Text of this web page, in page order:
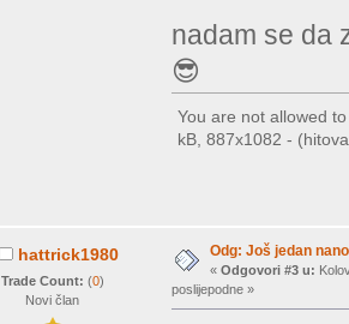
nadam se da
😎
You are not allowed
kB, 887x1082 -
hattrick1980
Trade Count: (0)
Novi član
Odg: Još jedan
« Odgovori #3 u:
poslijepodne »